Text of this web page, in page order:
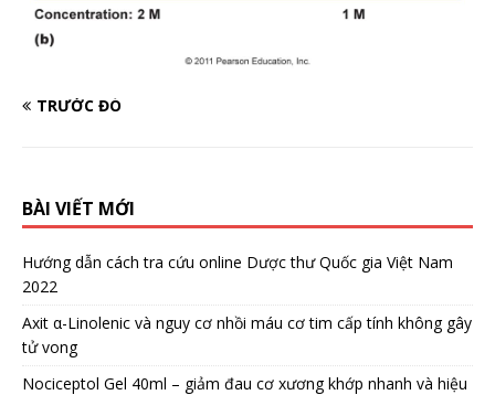
TRƯỚC ĐÓ
BÀI VIẾT MỚI
Hướng dẫn cách tra cứu online Dược thư Quốc gia Việt Nam
2022
Axit α-Linolenic và nguy cơ nhồi máu cơ tim cấp tính không gây
tử vong
Nociceptol Gel 40ml – giảm đau cơ xương khớp nhanh và hiệu